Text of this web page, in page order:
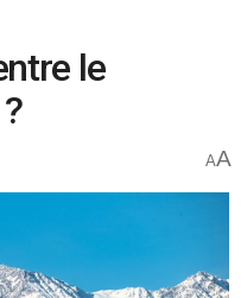
le
AA